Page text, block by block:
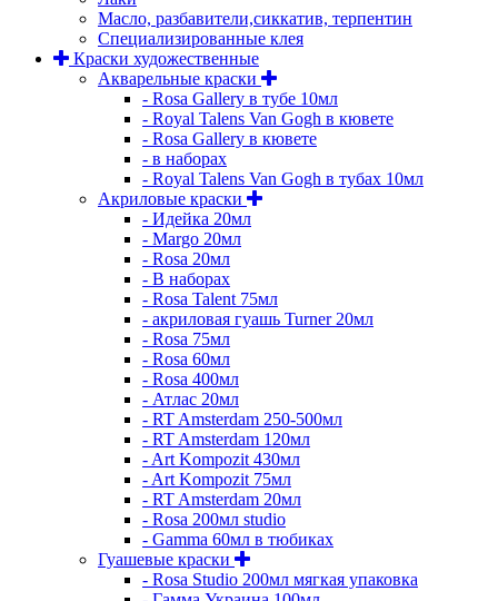
Масло, разбавители,сиккатив, терпентин
Специализированные клея
Краски художественные
Акварельные краски
- Rosa Gallery в тубе 10мл
- Royal Talens Van Gogh в кювете
- Rosa Gallery в кювете
- в наборах
- Royal Talens Van Gogh в тубах 10мл
Акриловые краски
- Идейка 20мл
- Margo 20мл
- Rosa 20мл
- В наборах
- Rosa Talent 75мл
- акриловая гуашь Turner 20мл
- Rosa 75мл
- Rosa 60мл
- Rosa 400мл
- Атлас 20мл
- RT Amsterdam 250-500мл
- RT Amsterdam 120мл
- Art Kompozit 430мл
- Art Kompozit 75мл
- RT Amsterdam 20мл
- Rosa 200мл studio
- Gamma 60мл в тюбиках
Гуашевые краски
- Rosa Studio 200мл мягкая упаковка